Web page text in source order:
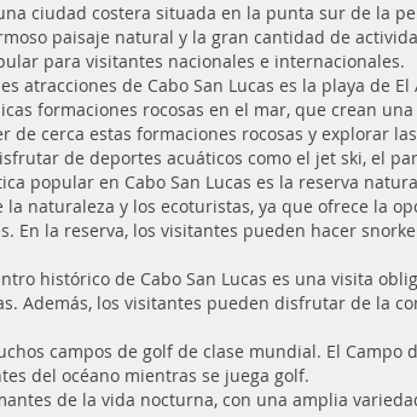
ciudad costera situada en la punta sur de la
paisaje natural y la gran cantidad de
para visitantes nacionales e internacionales.
atracciones de Cabo San Lucas es la playa de
formaciones rocosas en el mar, que crean
de cerca estas formaciones rocosas y explorar
de deportes acuáticos como el jet ski, el
popular en Cabo San Lucas es la reserva
la naturaleza y los ecoturistas, ya que ofrece la
En la reserva, los visitantes pueden hacer
histórico de Cabo San Lucas es una visita
Además, los visitantes pueden disfrutar de la
campos de golf de clase mundial. El Campo
del océano mientras se juega golf.
de la vida nocturna, con una amplia